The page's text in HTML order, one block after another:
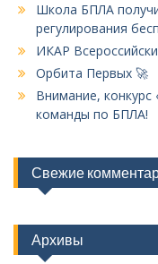
Школа БПЛА
регулирования
ИКАР
Орбита Первых 🚀
Внимание,
команды по БПЛА!
Свежие
Архивы